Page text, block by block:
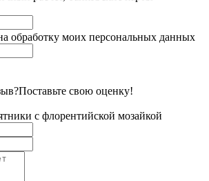
обработку моих персональных данных
Поставьте свою оценку!
с флорентийской мозайкой